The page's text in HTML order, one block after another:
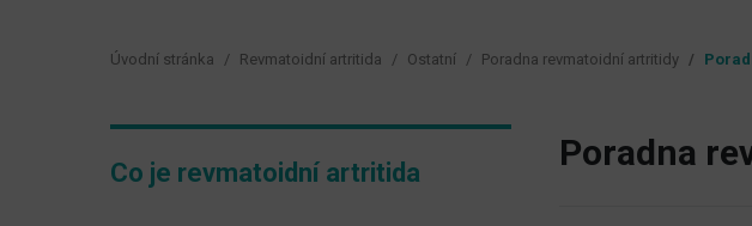
Úvodní stránka Revmatoidní artritida Ostatní Poradna revmatoidní artritidy
Poradna
Co je revmatoidní artritida